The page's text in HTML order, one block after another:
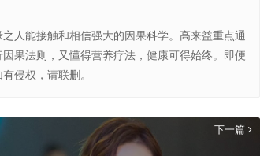
人能接触和相信强大的因果科学。高来益重点通
果法则，又懂得营养疗法，健康可得始终。即便
侵权，请联删。
下一篇